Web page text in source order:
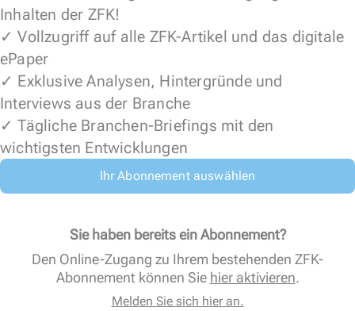
Inhalten der ZFK!
✓ Vollzugriff auf alle ZFK-Artikel und das digitale
ePaper
✓ Exklusive Analysen, Hintergründe und
Interviews aus der Branche
✓ Tägliche Branchen-Briefings mit den
wichtigsten Entwicklungen
Ihr Abonnement auswählen
Sie haben bereits ein Abonnement?
Den Online-Zugang zu Ihrem bestehenden ZFK-
Abonnement können Sie hier aktivieren.
Melden Sie sich hier an.